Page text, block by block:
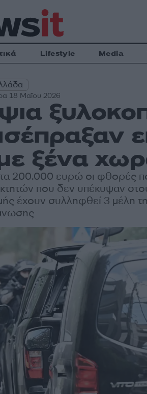
Lifestyle Media
18 Μαΐου 2026
ξένα
200.000 ευρώ οι φθορές
που δεν υπέκυψαν
έχουν συλληφθεί 3 μέλη